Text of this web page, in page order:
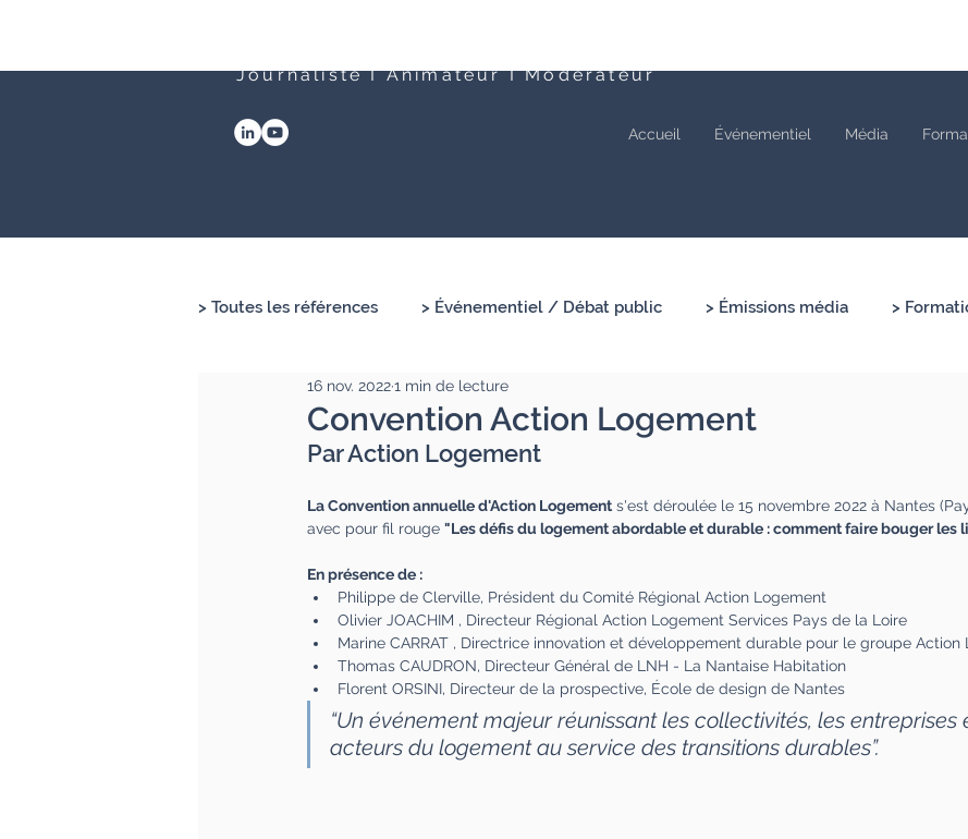
Journaliste I Animateur I Modérateur
Accueil Événementiel Média
> Toutes les références > Événementiel / Débat public > Émissions média >
Convention Action Logement
16 nov. 20221 min de lecture
Par Action Logement
La Convention annuelle d'Action Logement s'est déroulée le 15 novembre 2022 à Nantes
avec pour fil rouge "Les défis du logement abordable et durable : comment faire bouger les
En présence de :
Philippe de Clerville, Président du Comité Régional Action Logement
Olivier JOACHIM , Directeur Régional Action Logement Services Pays de la Loire
Marine CARRAT , Directrice innovation et développement durable pour le groupe Action
Thomas CAUDRON, Directeur Général de LNH - La Nantaise Habitation
Florent ORSINI, Directeur de la prospective, École de design de Nantes
“Un événement majeur réunissant les collectivités, les entreprises
acteurs du logement au service des transitions durables”.